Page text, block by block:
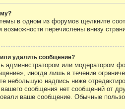
в одном из форумов щелкните
перечислены внизу
или удалить сообщение?
администратором или модератором
иногда лишь в течение
небольшую надпись ниже
сообщения нет сообщений от
ваше сообщение. Обычные